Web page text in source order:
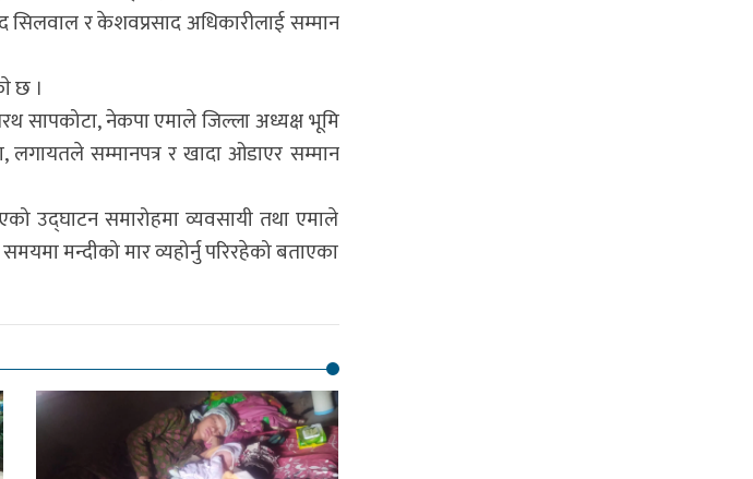
सिलवाल र केशवप्रसाद अधिकारीलाई सम्मान
छ ।
सापकोटा, नेकपा एमाले जिल्ला अध्यक्ष भूमि
लगायतले सम्मानपत्र र खादा ओडाएर सम्मान
उद्घाटन समारोहमा व्यवसायी तथा एमाले
मन्दीको मार व्यहोर्नु परिरहेको बताएका